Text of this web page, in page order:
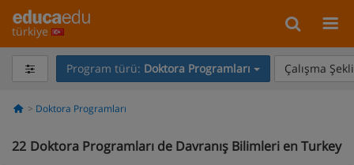
türkiye
Program türü: Doktora Programları Çalışma
Doktora Programları
22 Doktora Programları de Davranış Bilimleri en Turkey